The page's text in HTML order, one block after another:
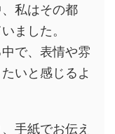
私はその都
ました。
で、表情や雰
いと感じるよ
手紙でお伝え